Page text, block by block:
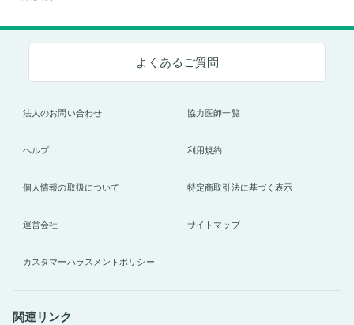
よくあるご質問
法人のお問い合わせ 協力医師一覧
ヘルプ 利用規約
個人情報の取扱について 特定商取引法に基づく表示
運営会社 サイトマップ
カスタマーハラスメントポリシー
関連リンク